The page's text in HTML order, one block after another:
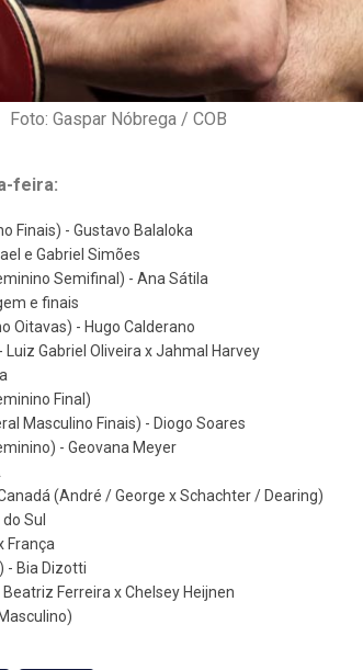
Foto: Gaspar Nóbrega / COB
feira:
Finais) - Gustavo Balaloka
e Gabriel Simões
Semifinal) - Ana Sátila
e finais
Oitavas) - Hugo Calderano
Gabriel Oliveira x Jahmal Harvey
Final)
Masculino Finais) - Diogo Soares
- Geovana Meyer
(André / George x Schachter / Dearing)
Sul
França
- Bia Dizotti
Ferreira x Chelsey Heijnen